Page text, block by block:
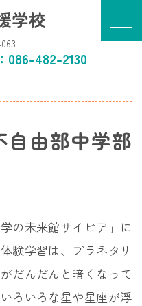
学校
086-482-2130
自由部中学部
の未来館サイピア」に
験学習は、プラネタリ
だんだんと暗くなって
ろいろな星や星座が浮